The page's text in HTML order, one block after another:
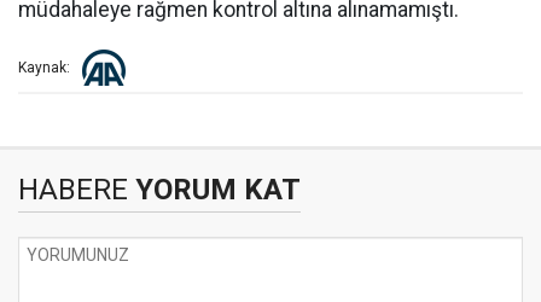
müdahaleye rağmen kontrol altına alınamamıştı.
Kaynak:
HABERE YORUM KAT